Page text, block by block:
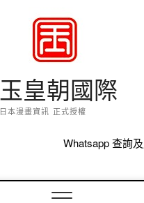
玉皇朝國際
日本漫畫資訊 正式授權
Whatsapp 查詢